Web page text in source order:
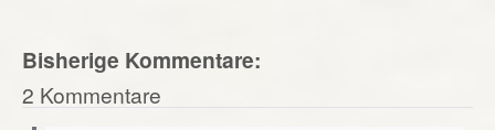
Bisherige Kommentare:
2 Kommentare